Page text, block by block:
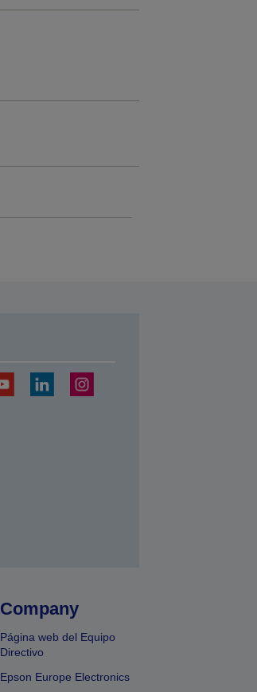
Company
Página web del Equipo
Directivo
Epson Europe Electronics